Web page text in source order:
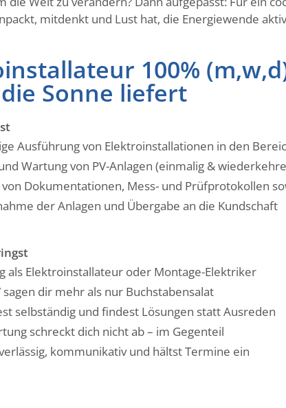
mitdenkt und Lust hat, die Energiewende
100%
Sonne liefert
Ausführung von Elektroinstallationen in den
Wartung von PV-Anlagen (einmalig &
von Dokumentationen, Mess- und Prüfprotokollen
der Anlagen und Übergabe an die Kundschaft
als Elektroinstallateur oder Montage-Elektriker
sagen dir mehr als nur Buchstabensalat
selbständig und findest Lösungen statt Ausreden
schreckt dich nicht ab – im Gegenteil
kommunikativ und hältst Termine ein